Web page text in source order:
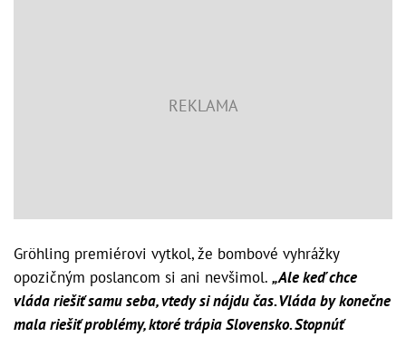
Gröhling premiérovi vytkol, že bombové vyhrážky
opozičným poslancom si ani nevšimol. „Ale keď chce
vláda riešiť samu seba, vtedy si nájdu čas. Vláda by konečne
mala riešiť problémy, ktoré trápia Slovensko. Stopnúť